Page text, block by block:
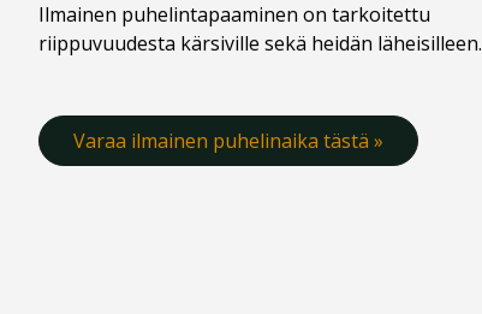
Ilmainen puhelintapaaminen on tarkoitettu
riippuvuudesta kärsiville sekä heidän läheisilleen.
Varaa ilmainen puhelinaika tästä »